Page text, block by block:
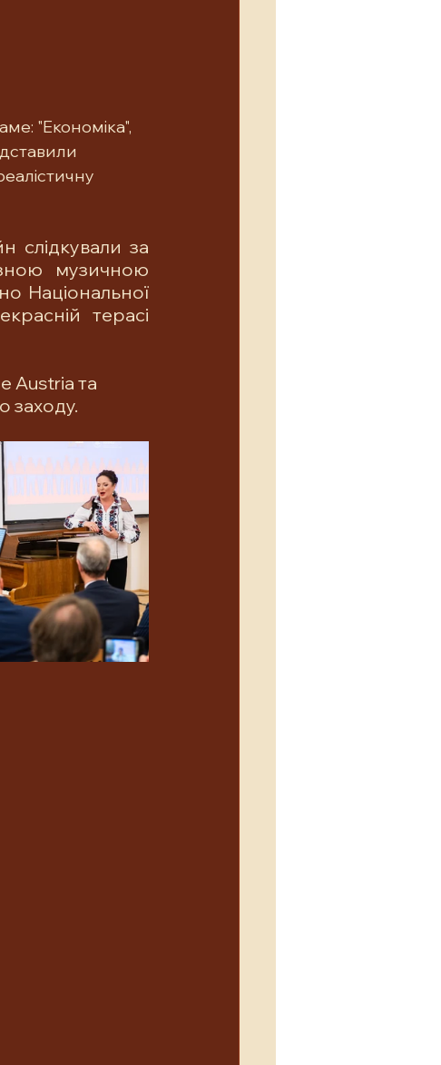
"Економіка",
слідкували за
музичною
Національної
терасі
Austria та
заходу.